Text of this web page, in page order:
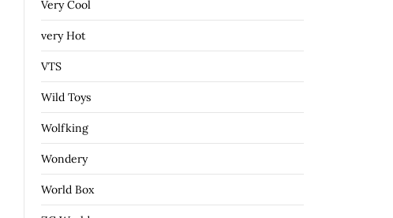
Very Cool
very Hot
VTS
Wild Toys
Wolfking
Wondery
World Box